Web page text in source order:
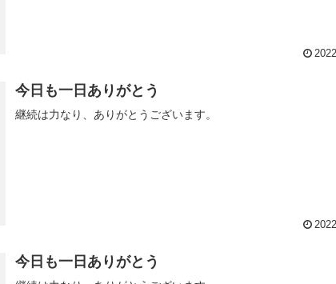
今日も一日ありがとう
継続は力なり、ありがとうございます。
今日も一日ありがとう